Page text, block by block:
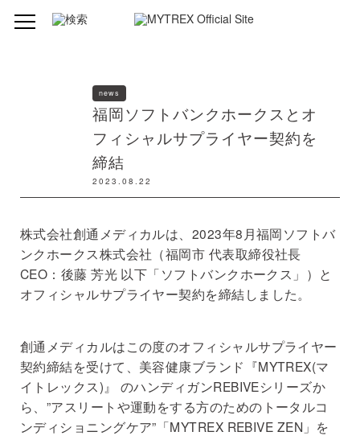
news
福岡ソフトバンクホークスとオ
フィシャルサプライヤー契約を
締結
2023.08.22
株式会社創通メディカルは、2023年8月福岡ソフトバ
ンクホークス株式会社（福岡市 代表取締役社長
CEO：後藤 芳光 以下「ソフトバンクホークス」）と
オフィシャルサプライヤー契約を締結しました。
創通メディカルはこの度のオフィシャルサプライヤー
契約締結を受けて、美容健康ブランド『MYTREX(マ
イトレックス)』 のハンディガンREBIVEシリーズか
ら、”アスリートや運動をする方のためのトータルコ
ンディショニングケア”「MYTREX REBIVE ZEN」を